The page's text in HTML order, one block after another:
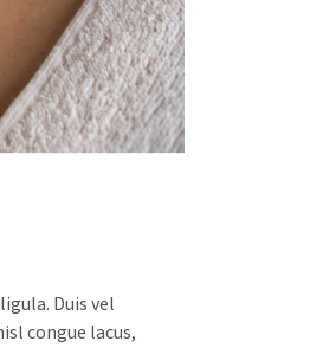
Duis vel
congue lacus,